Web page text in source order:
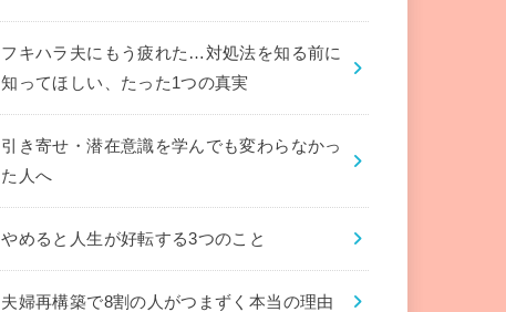
フキハラ夫にもう疲れた…対処法を知る前に
知ってほしい、たった1つの真実
引き寄せ・潜在意識を学んでも変わらなかっ
た人へ
やめると人生が好転する3つのこと
夫婦再構築で8割の人がつまずく本当の理由